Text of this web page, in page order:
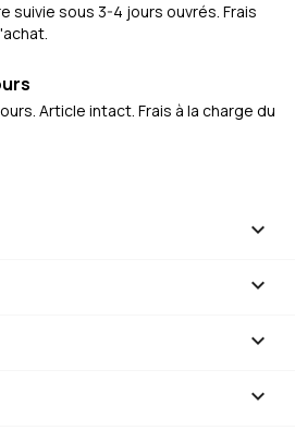
suivie sous 3-4 jours ouvrés. Frais
Article intact. Frais à la charge du



keyboard_arrow_down